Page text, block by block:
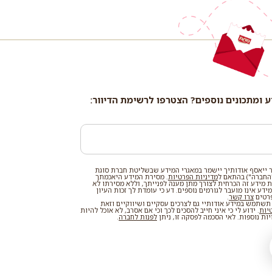
ומתכונים נוספים? הצטרפו לרשימת הדיוור:
ייאסף אודותיך יישמר במאגרי המידע שבשליטת חברת סוגת
בהתאם למדיניות הפרטיות . מסירת המידע היאכמתך
מידע זה הכרחית לצורך מתן מענה לפנייתך, וללא מסירתו לא
אינו מועבר לגורמים נוספים. דע כי עומדת לך זכות העיון
צרו קשר
במידע אודותיי גם לצרכים עסקיים ושיווקיים וזאת
. ידוע לי כי איני חייב להסכים לכך וכי אם אסרב, לא אוכל להיות
נוספות. לאי הסכמה לפסקה זו, ניתן לפנות לחברה